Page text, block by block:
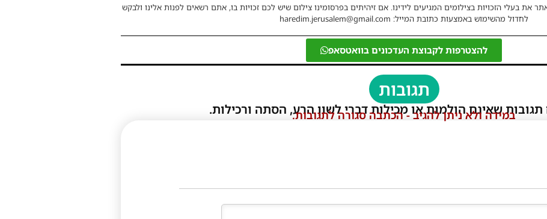
את בעלי הזכויות בצילומים המגיעים לידינו. אם זיהיתים בפרסומינו צילום שיש לכם זכויות בו, אתם רשאים לפנות אלינו ולבקש
לחדול מהשימוש באמצעות כתובת המייל: haredim.jerusalem@gmail.com
להצטרפות לקבוצת העדכונים בוואטסאפ
תגובות
תגובות שאינם הולמות או מכילות דברי לשון הרע, הסתה ורכילות.
במידה ולא ניתן להגיב - הכתבה סגורה לתגובות.